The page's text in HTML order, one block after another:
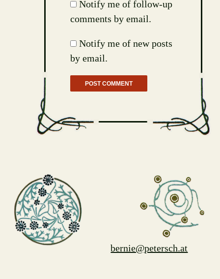
Notify me of follow-up
comments by email.
Notify me of new posts
by email.
bernie@petersch.at